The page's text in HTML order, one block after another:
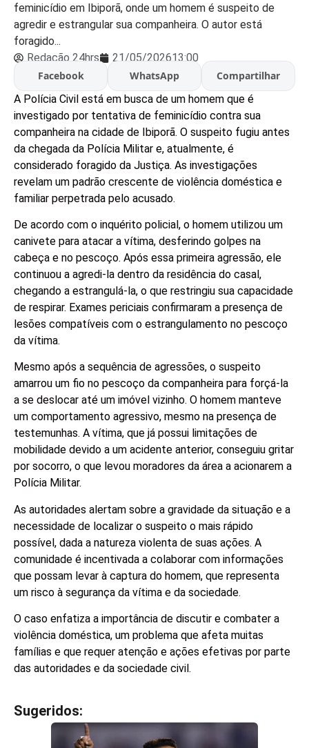
feminicídio em Ibiporã, onde um homem é suspeito de
agredir e estrangular sua companheira. O autor está
foragido...
Redação 24hrs
21/05/202613:00
Facebook
WhatsApp
Compartilhar
A Polícia Civil está em busca de um homem que é
investigado por tentativa de feminicídio contra sua
companheira na cidade de Ibiporã. O suspeito fugiu antes
da chegada da Polícia Militar e, atualmente, é
considerado foragido da Justiça. As investigações
revelam um padrão crescente de violência doméstica e
familiar perpetrada pelo acusado.
De acordo com o inquérito policial, o homem utilizou um
canivete para atacar a vítima, desferindo golpes na
cabeça e no pescoço. Após essa primeira agressão, ele
continuou a agredi-la dentro da residência do casal,
chegando a estrangulá-la, o que restringiu sua capacidade
de respirar. Exames periciais confirmaram a presença de
lesões compatíveis com o estrangulamento no pescoço
da vítima.
Mesmo após a sequência de agressões, o suspeito
amarrou um fio no pescoço da companheira para forçá-la
a se deslocar até um imóvel vizinho. O homem manteve
um comportamento agressivo, mesmo na presença de
testemunhas. A vítima, que já possui limitações de
mobilidade devido a um acidente anterior, conseguiu gritar
por socorro, o que levou moradores da área a acionarem a
Polícia Militar.
As autoridades alertam sobre a gravidade da situação e a
necessidade de localizar o suspeito o mais rápido
possível, dada a natureza violenta de suas ações. A
comunidade é incentivada a colaborar com informações
que possam levar à captura do homem, que representa
um risco à segurança da vítima e da sociedade.
O caso enfatiza a importância de discutir e combater a
violência doméstica, um problema que afeta muitas
famílias e que requer atenção e ações efetivas por parte
das autoridades e da sociedade civil.
Sugeridos: